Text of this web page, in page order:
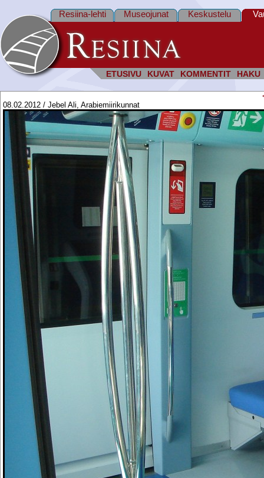
ETUSIVU KUVAT KOMMENTIT HAKU
Resiina-lehti Museojunat Keskustelu
08.02.2012 / Jebel Ali, Arabiemiirikunnat